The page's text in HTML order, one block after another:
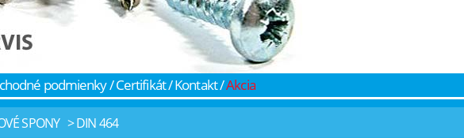
podmienky/Certifikát/Kontakt/Akcia
SPONY > DIN 464